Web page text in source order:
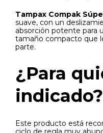
Tampax Compak
suave, con un
absorción potente para
tamaño compacto que
parte.
¿Para
indicado?
Este producto está